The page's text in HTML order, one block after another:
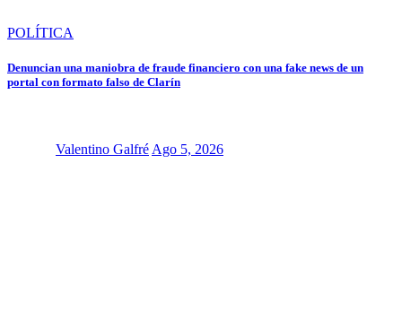
POLÍTICA
Denuncian una maniobra de fraude financiero con una fake news de un
portal con formato falso de Clarín
Valentino Galfré Ago 5, 2026